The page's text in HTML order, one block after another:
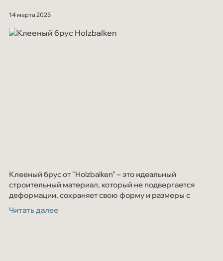
14 марта 2025
Клееный брус от "Holzbalken" – это идеальный
строительный материал, который не подвергается
деформации, сохраняет свою форму и размеры с
течением времени. В качестве сырья используется
только высококачественная сосна и ель c севера
Читать далее